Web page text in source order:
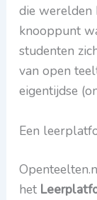
die werelden
knooppunt
studenten
van open
eigentijdse
Een
het